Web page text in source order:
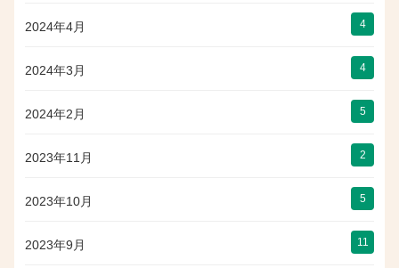
2024年4月 4
2024年3月 4
2024年2月 5
2023年11月 2
2023年10月 5
2023年9月 11